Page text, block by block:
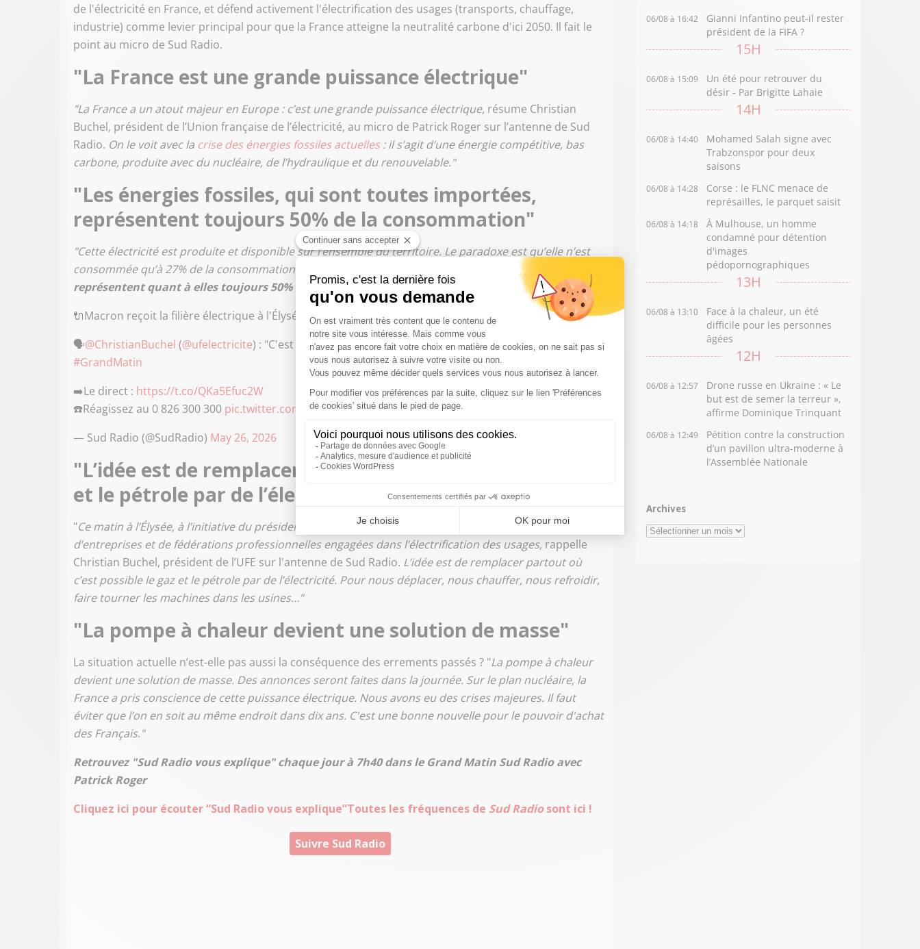
de l'électricité en France, et défend activement l'électrification des usages (transports, chauffage,
industrie) comme levier principal pour que la France atteigne la neutralité carbone d'ici 2050. Il fait le
point au micro de Sud Radio.
"La France est une grande puissance électrique"
"La France a un atout majeur en Europe : c’est une grande puissance électrique, résume Christian
Buchel, président de l’Union française de l’électricité, au micro de Patrick Roger sur l’antenne de Sud
Radio. On le voit avec la crise des énergies fossiles actuelles: il s’agit d’une énergie compétitive, bas
carbone, produite avec du nucléaire, de l’hydraulique et du renouvelable."
"Les énergies fossiles, qui sont toutes importées,
représentent toujours 50% de la consommation"
"Cette électricité est produite et disponible sur l’ensemble du territoire. Le paradoxe est qu’elle n’est
consommée qu’à 27% de la consommation finale. Les énergies fossiles, qui sont toutes importées,
représentent quant à elles toujours 50% de la consommation."
🔌Macron reçoit la filière électrique à l'Élysée pour faire avancer l'électrification du pays
🗣️@ChristianBuchel (@ufelectricite) : "C'est une bonne nouvelle pour le pouvoir d'achat des Français"
#GrandMatin
➡️Le direct : https://t.co/QKa5Efuc2W
☎️Réagissez au 0 826 300 300 pic.twitter.com/msoxnZlXri
— Sud Radio (@SudRadio) May 26, 2026
"L’idée est de remplacer partout où c’est possible le gaz
et le pétrole par de l’électricité"
"Ce matin à l’Élysée, à l’initiative du président de la République, est rassemblé un très large panel
d’entreprises et de fédérations professionnelles engagées dans l’électrification des usages, rappelle
Christian Buchel, président de l’UFE sur l'antenne de Sud Radio. L’idée est de remplacer partout où
c’est possible le gaz et le pétrole par de l’électricité. Pour nous déplacer, nous chauffer, nous refroidir,
faire tourner les machines dans les usines…"
"La pompe à chaleur devient une solution de masse"
La situation actuelle n’est-elle pas aussi la conséquence des errements passés ? "La pompe à chaleur
devient une solution de masse. Des annonces seront faites dans la journée. Sur le plan nucléaire, la
France a pris conscience de cette puissance électrique. Nous avons eu des crises majeures. Il faut
éviter que l’on en soit au même endroit dans dix ans. C'est une bonne nouvelle pour le pouvoir d'achat
des Français."
Retrouvez "Sud Radio vous explique" chaque jour à 7h40 dans le Grand Matin Sud Radio avec
Patrick Roger
Cliquez ici pour écouter “Sud Radio vous explique”Toutes les fréquences de Sud Radiosont ici !
Suivre Sud Radio
06/08 à 16:42
Gianni Infantino peut-il rester
président de la FIFA ?
15H
06/08 à 15:09
Un été pour retrouver du
désir - Par Brigitte Lahaie
14H
06/08 à 14:40
Mohamed Salah signe avec
Trabzonspor pour deux
saisons
06/08 à 14:28
Corse : le FLNC menace de
représailles, le parquet saisit
06/08 à 14:18
À Mulhouse, un homme
condamné pour détention
d'images
pédopornographiques
13H
06/08 à 13:10
Face à la chaleur, un été
difficile pour les personnes
âgées
12H
06/08 à 12:57
Drone russe en Ukraine : « Le
but est de semer la terreur »,
affirme Dominique Trinquant
06/08 à 12:49
Pétition contre la construction
d’un pavillon ultra-moderne à
l’Assemblée Nationale
Archives
Archives